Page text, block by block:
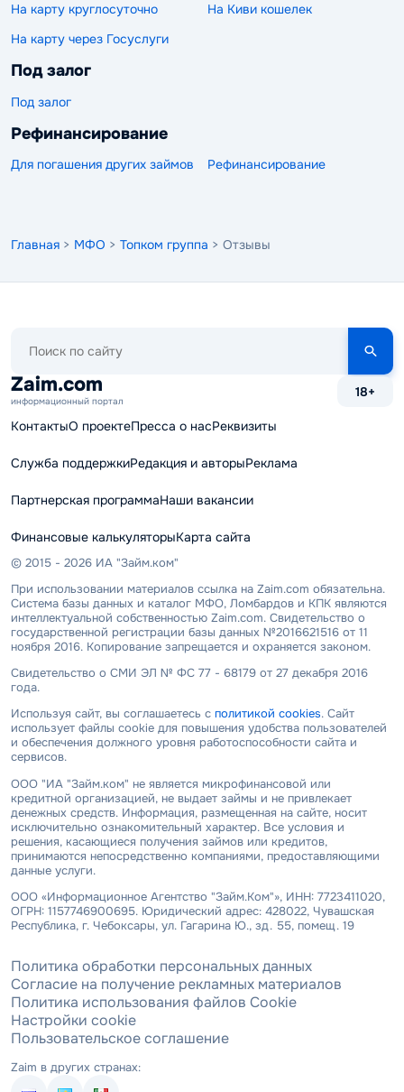
На карту круглосуточно
На Киви кошелек
На карту через Госуслуги
Под залог
Под залог
Рефинансирование
Для погашения других займов Рефинансирование
Главная > МФО > Топком группа > Отзывы
сайту
Zaim.com
информационный портал
18+
КонтактыО проектеПресса о насРеквизиты
Служба поддержкиРедакция и авторыРеклама
Партнерская программаНаши вакансии
Финансовые калькуляторыКарта сайта
© 2015 - 2026 ИА "Займ.ком"
При использовании материалов ссылка на Zaim.com обязательна.
Система базы данных и каталог МФО, Ломбардов и КПК являются
интеллектуальной собственностью Zaim.com. Свидетельство о
государственной регистрации базы данных №2016621516 от 11
ноября 2016. Копирование запрещается и охраняется законом.
Свидетельство о СМИ ЭЛ № ФС 77 - 68179 от 27 декабря 2016
года.
Используя сайт, вы соглашаетесь с политикой cookies. Сайт
использует файлы cookie для повышения удобства пользователей
и обеспечения должного уровня работоспособности сайта и
сервисов.
ООО "ИА "Займ.ком" не является микрофинансовой или
кредитной организацией, не выдает займы и не привлекает
денежных средств. Информация, размещенная на сайте, носит
исключительно ознакомительный характер. Все условия и
решения, касающиеся получения займов или кредитов,
принимаются непосредственно компаниями, предоставляющими
данные услуги.
ООО «Информационное Агентство "Займ.Ком"», ИНН: 7723411020,
ОГРН: 1157746900695. Юридический адрес: 428022, Чувашская
Республика, г. Чебоксары, ул. Гагарина Ю., зд. 55, помещ. 19
Политика обработки персональных данных
Согласие на получение рекламных материалов
Политика использования файлов Cookie
Настройки cookie
Пользовательское соглашение
Zaim в других странах: